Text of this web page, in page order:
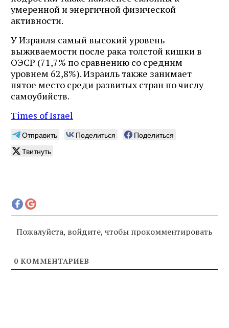
умеренной и энергичной физической
активности.
У Израиля самый высокий уровень
выживаемости после рака толстой кишки в
ОЭСР (71,7% по сравнению со средним
уровнем 62,8%). Израиль также занимает
пятое место среди развитых стран по числу
самоубийств.
Times of Israel
Отправить Поделиться
Поделиться
Твитнуть
Пожалуйста, войдите, чтобы прокомментировать
0 КОММЕНТАРИЕВ